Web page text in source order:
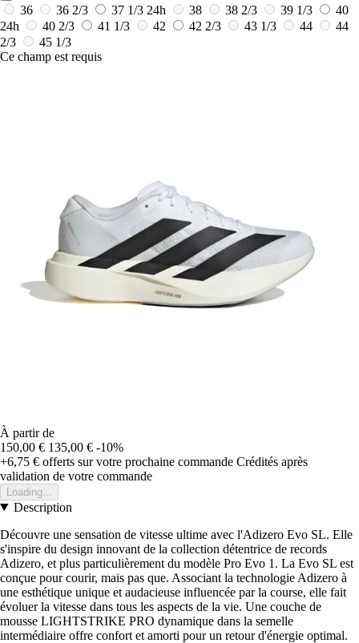
36
36 2/3 37 1/3 24h 38 38 2/3 39 1/3
40
24h
40 2/3 41 1/3 42 42 2/3 43 1/3 44
44
2/3
45 1/3
Ce champ est requis
À partir de
150,00 € 135,00 € -10%
+6,75 € offerts sur votre prochaine commande Crédités après
validation de votre commande
Loading...
Description
Découvre une sensation de vitesse ultime avec l'Adizero Evo SL. Elle
s'inspire du design innovant de la collection détentrice de records
Adizero, et plus particulièrement du modèle Pro Evo 1. La Evo SL est
conçue pour courir, mais pas que. Associant la technologie Adizero à
une esthétique unique et audacieuse influencée par la course, elle fait
évoluer la vitesse dans tous les aspects de la vie. Une couche de
mousse LIGHTSTRIKE PRO dynamique dans la semelle
intermédiaire offre confort et amorti pour un retour d'énergie optimal.